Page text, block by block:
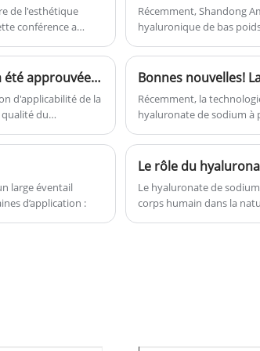
and water holding property of HA,
besides its biocompatibility,
biodegradability, and non-
immunogenicity, has increased its
cosmetic applications."
de l'esthétique
conférence a
et des
médicale chinoise
était présent
Récemment, Shandong
hyaluronique de bas
La matière première hyaluronate de sodium Amhwa a été approuvée par le certificat -CEP
d'applicabilité de la
du
Récemment, la
hyaluronate de sodium à
été officiellement
certificat de brevet
technologie du génie
large éventail
d’application :
Le rôle du
Le hyaluronate de
corps humain dans la